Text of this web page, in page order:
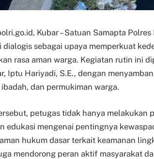
Kubar – Satuan Samapta
sebagai upaya memperkuat
rasa aman warga. Kegiatan rutin ini
Iptu Hariyadi, S.E., dengan
dan permukiman warga.
petugas tidak hanya melakukan
edukasi mengenai pentingnya
hukum dasar terkait keamanan
mendorong peran aktif masyarakat